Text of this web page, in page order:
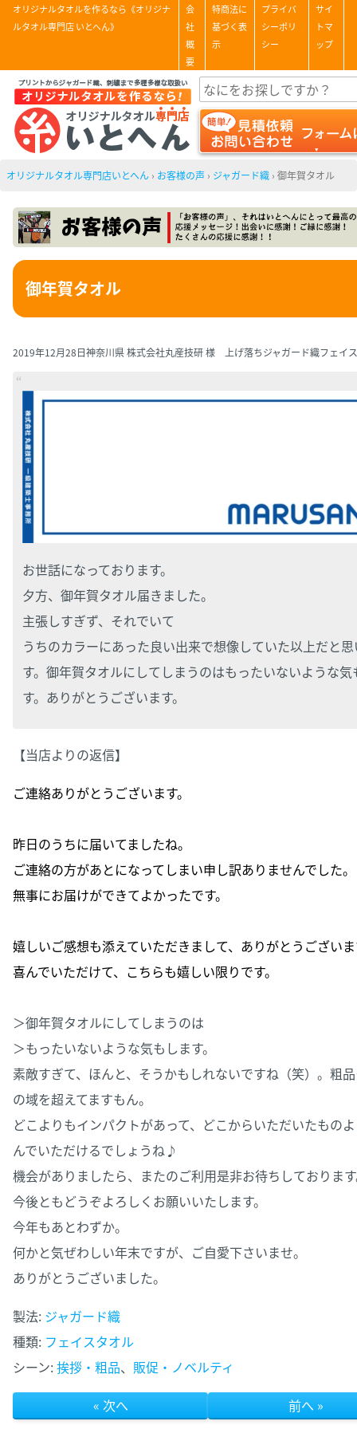
オリジナルタオルを作るなら《オリジナ
ルタオル専門店 いとへん》
会
社
概
要
特商法に
基づく表
示
プライバ
シーポリ
シー
サイ
トマ
ップ
オリジナルタオル専門店いとへん › お客様の声 › ジャガード織 › 御年賀タオル
御年賀タオル
2019年12月28日神奈川県 株式会社丸産技研 様 上げ落ちジャガード織フェイ
お世話になっております。
夕方、御年賀タオル届きました。
主張しすぎず、それでいて
うちのカラーにあった良い出来で想像していた以上だと
す。御年賀タオルにしてしまうのはもったいないような気
す。ありがとうございます。
【当店よりの返信】
ご連絡ありがとうございます。
昨日のうちに届いてましたね。
ご連絡の方があとになってしまい申し訳ありませんでした。
無事にお届けができてよかったです。
嬉しいご感想も添えていただきまして、ありがとうござい
喜んでいただけて、こちらも嬉しい限りです。
＞御年賀タオルにしてしまうのは
＞もったいないような気もします。
素敵すぎて、ほんと、そうかもしれないですね（笑）。 粗
の域を超えてますもん。
どこよりもインパクトがあって、どこからいただいたもの
んでいただけるでしょうね♪
機会がありましたら、またのご利用是非お待ちしておりま
今後ともどうぞよろしくお願いいたします。
今年もあとわずか。
何かと気ぜわしい年末ですが、ご自愛下さいませ。
ありがとうございました。
製法: ジャガード織
種類: フェイスタオル
シーン:挨拶・粗品、 販促・ノベルティ
« 次へ
前へ »